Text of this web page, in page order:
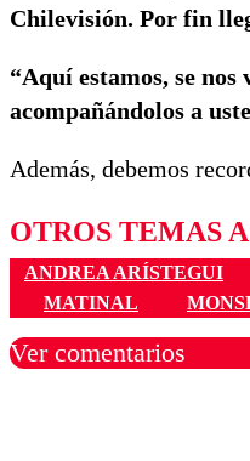
Chilevisión. Por fin
“Aquí estamos, se
acompañándolos a
Además, debemos
OTROS TEMAS
ANDREA ARÍSTEGUI
MATINAL
Ver comentarios